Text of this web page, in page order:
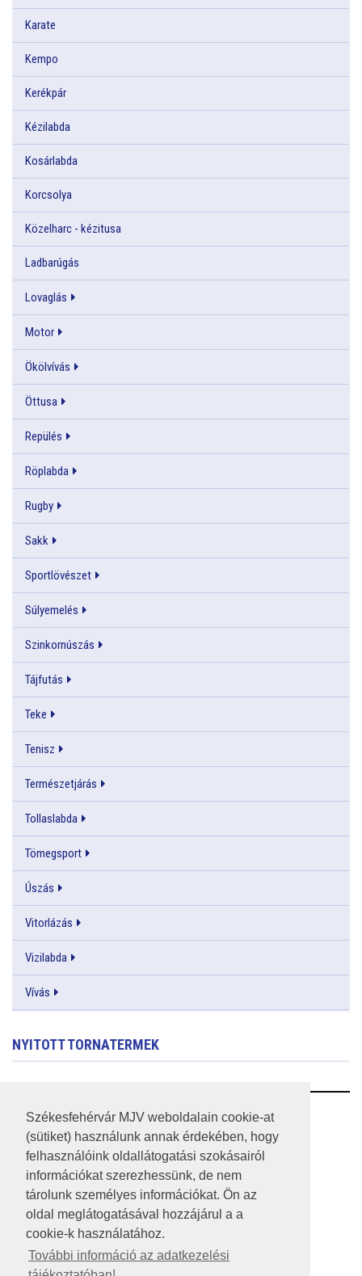
Székesfehérvár MJV weboldalain cookie-at
(sütiket) használunk annak érdekében, hogy
felhasználóink oldallátogatási szokásairól
információkat szerezhessünk, de nem
tárolunk személyes információkat. Ön az
oldal meglátogatásával hozzájárul a a
cookie-k használatához.
További információ az adatkezelési
Karate
Kempo
Kerékpár
Kézilabda
Kosárlabda
Korcsolya
Közelharc - kézitusa
Ladbarúgás
Lovaglás
Motor
Ökölvívás
Öttusa
Repülés
Röplabda
Rugby
Sakk
Sportlövészet
Súlyemelés
Szinkornúszás
Tájfutás
Teke
Tenisz
Természetjárás
Tollaslabda
Tömegsport
Úszás
Vitorlázás
Vizilabda
Vívás
NYITOTT TORNATERMEK
RSS
A HONLAP 2017.03.31-I ÁLLAPOTA
JOGI NYILATKOZAT
IMPRESSZUM